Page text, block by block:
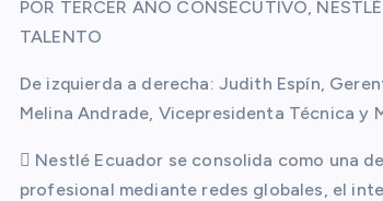
POR TERCER AÑO CONSECUTIVO,
TALENTO
De izquierda a derecha: Judith Espín,
Melina Andrade, Vicepresidenta Técnica y
 Nestlé Ecuador se consolida como una
profesional mediante redes globales, el